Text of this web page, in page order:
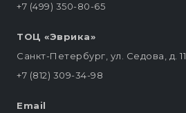
+7 (499) 350-80-65
ТОЦ «Эврика»
Санкт-Петербург, ул. Седова, д. 11
+7 (812) 309-34-98
Email